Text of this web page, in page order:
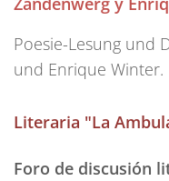
Poesie-Lesung und
und Enrique Winter.
Literaria "La
Foro de discusión